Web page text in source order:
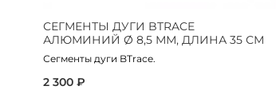
СЕГМЕНТЫ ДУГИ BTRACE
АЛЮМИНИЙ Ø 8,5 ММ, ДЛИНА 35 СМ
Сегменты дуги BTrace.
2 300 ₽